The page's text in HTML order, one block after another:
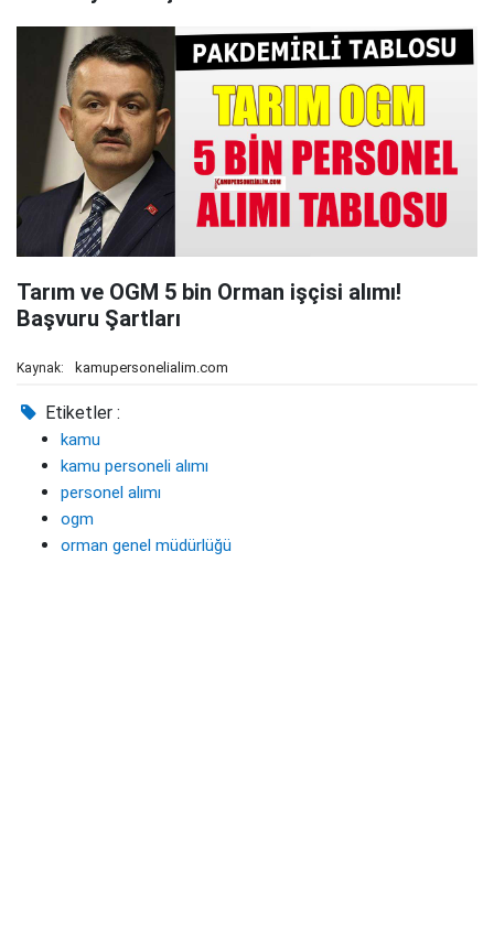
Tarım ve OGM 5 bin Orman işçisi alımı!
Başvuru Şartları
Kaynak: kamupersonelialim.com
Etiketler :
kamu
kamu personeli alımı
personel alımı
ogm
orman genel müdürlüğü